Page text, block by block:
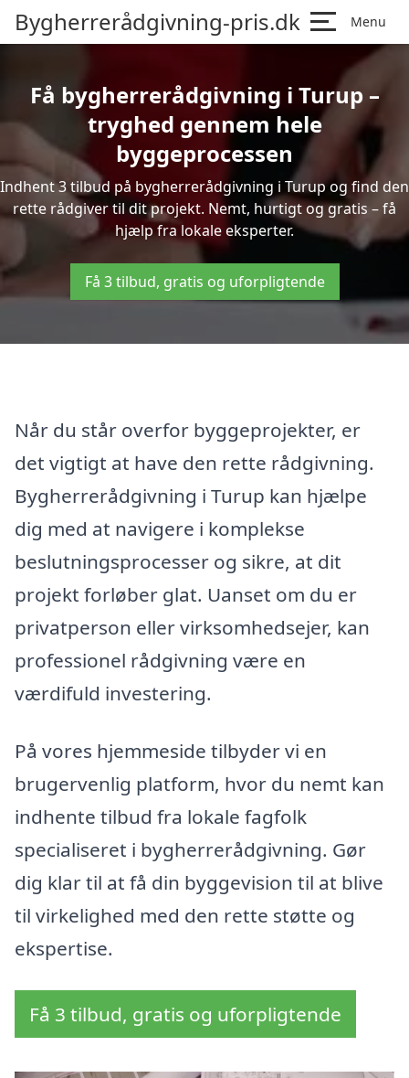
Bygherrerådgivning-pris.dk Menu
Få bygherrerådgivning i Turup –
tryghed gennem hele
byggeprocessen
Indhent 3 tilbud på bygherrerådgivning i Turup og find den
rette rådgiver til dit projekt. Nemt, hurtigt og gratis – få
hjælp fra lokale eksperter.
Få 3 tilbud, gratis og uforpligtende
Når du står overfor byggeprojekter, er
det vigtigt at have den rette rådgivning.
Bygherrerådgivning i Turup kan hjælpe
dig med at navigere i komplekse
beslutningsprocesser og sikre, at dit
projekt forløber glat. Uanset om du er
privatperson eller virksomhedsejer, kan
professionel rådgivning være en
værdifuld investering.
På vores hjemmeside tilbyder vi en
brugervenlig platform, hvor du nemt kan
indhente tilbud fra lokale fagfolk
specialiseret i bygherrerådgivning. Gør
dig klar til at få din byggevision til at blive
til virkelighed med den rette støtte og
ekspertise.
Få 3 tilbud, gratis og uforpligtende